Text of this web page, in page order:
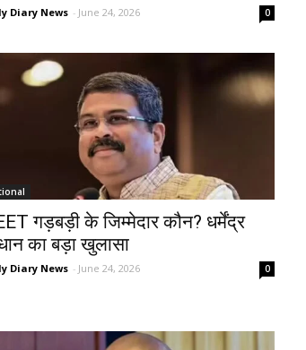
Diary News - June 24, 2026 0
गड़बड़ी के जिम्मेदार कौन? धर्मेंद्र
का बड़ा खुलासा
Diary News - June 24, 2026 0